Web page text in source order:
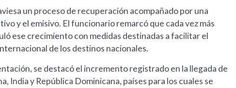
un proceso de recuperación acompañado por una
y el emisivo. El funcionario remarcó que cada vez más
ese crecimiento con medidas destinadas a facilitar el
de los destinos nacionales.
se destacó el incremento registrado en la llegada de
India y República Dominicana, países para los cuales se